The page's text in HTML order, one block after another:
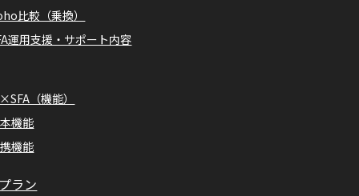
比較（乗換）
運用支援・サポート内容
（機能）
機能
機能
ラン